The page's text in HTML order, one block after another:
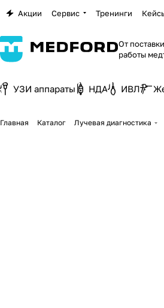
Акции Сервис Тренинги
От
работы
УЗИ аппараты НДА ИВЛ
Главная Каталог Лучевая диагностика